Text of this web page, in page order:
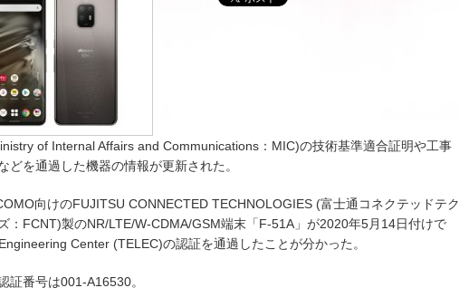
of Internal Affairs and Communications：MIC)の技術基準適合証明や工事
どを通過した機器の情報が更新された。
向けのFUJITSU CONNECTED TECHNOLOGIES (富士通コネクテッドテク
：FCNT)製のNR/LTE/W-CDMA/GSM端末「F-51A」が2020年5月14日付けで
Center (TELEC)の認証を通過したことが分かった。
証番号は001-A16530。